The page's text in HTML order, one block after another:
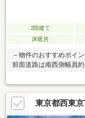
2階建て
床暖房
－物件のおすすめポイ
前面道路は南西側幅員
ばしてくつろげる和室
を確保▼設備・床暖房
周辺環境・いなげや武
ち16.80平米は隣地と通
東京都西東